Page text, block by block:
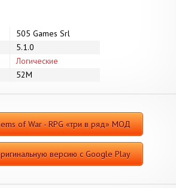
505 Games Srl
5.1.0
Логические
52M
of War - RPG «три в ряд» МОД
версию с Google Play